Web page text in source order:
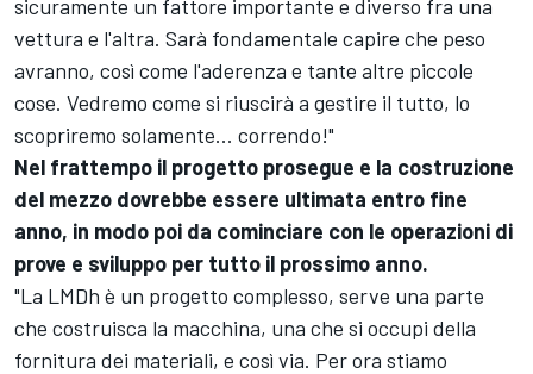
sicuramente un fattore importante e diverso fra una
vettura e l'altra. Sarà fondamentale capire che peso
avranno, così come l'aderenza e tante altre piccole
cose. Vedremo come si riuscirà a gestire il tutto, lo
scopriremo solamente... correndo!"
Nel frattempo il progetto prosegue e la costruzione
del mezzo dovrebbe essere ultimata entro fine
anno, in modo poi da cominciare con le operazioni di
prove e sviluppo per tutto il prossimo anno.
"La LMDh è un progetto complesso, serve una parte
che costruisca la macchina, una che si occupi della
fornitura dei materiali, e così via. Per ora stiamo